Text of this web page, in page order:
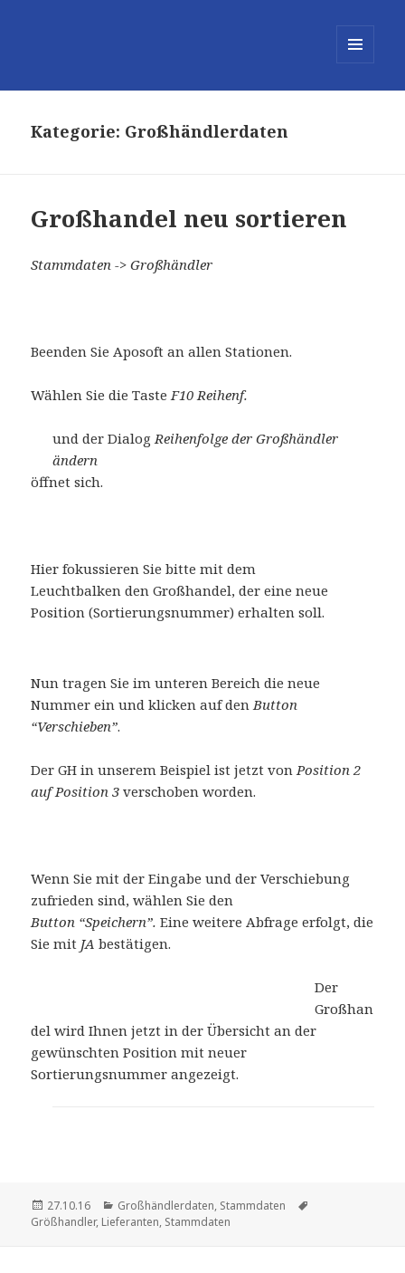
Kategorie: Großhändlerdaten
Großhandel neu sortieren
Stammdaten -> Großhändler
Beenden Sie Aposoft an allen Stationen.
Wählen Sie die Taste F10 Reihenf.
und der DialogReihenfolge der Großhändler
ändern
öffnet sich.
Hier fokussieren Sie bitte mit dem
Leuchtbalken den Großhandel, der eine neue
Position (Sortierungsnummer) erhalten soll.
Nun tragen Sie im unteren Bereich die neue
Nummer ein und klicken auf denButton
“Verschieben”.
Der GH in unserem Beispiel ist jetzt vonPosition 2
auf Position 3verschoben worden.
Wenn Sie mit der Eingabe und der Verschiebung
zufrieden sind, wählen Sie den
Button “Speichern”.Eine weitere Abfrage erfolgt, die
Sie mit JA bestätigen.
Der
Großhan
del wird Ihnen jetzt in der Übersicht an der
gewünschten Position mit neuer
Sortierungsnummer angezeigt.
Veröffentlicht
am
27.10.16 Kategorien
Großhändlerdaten, Stammdaten
Größhandler, Lieferanten, Stammdaten